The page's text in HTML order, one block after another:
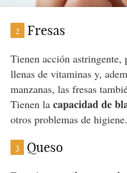
2 Fresas
Tienen acción astringente,
llenas de vitaminas y,
manzanas, las fresas
Tienen la capacidad de
otros problemas de higiene.
3 Queso